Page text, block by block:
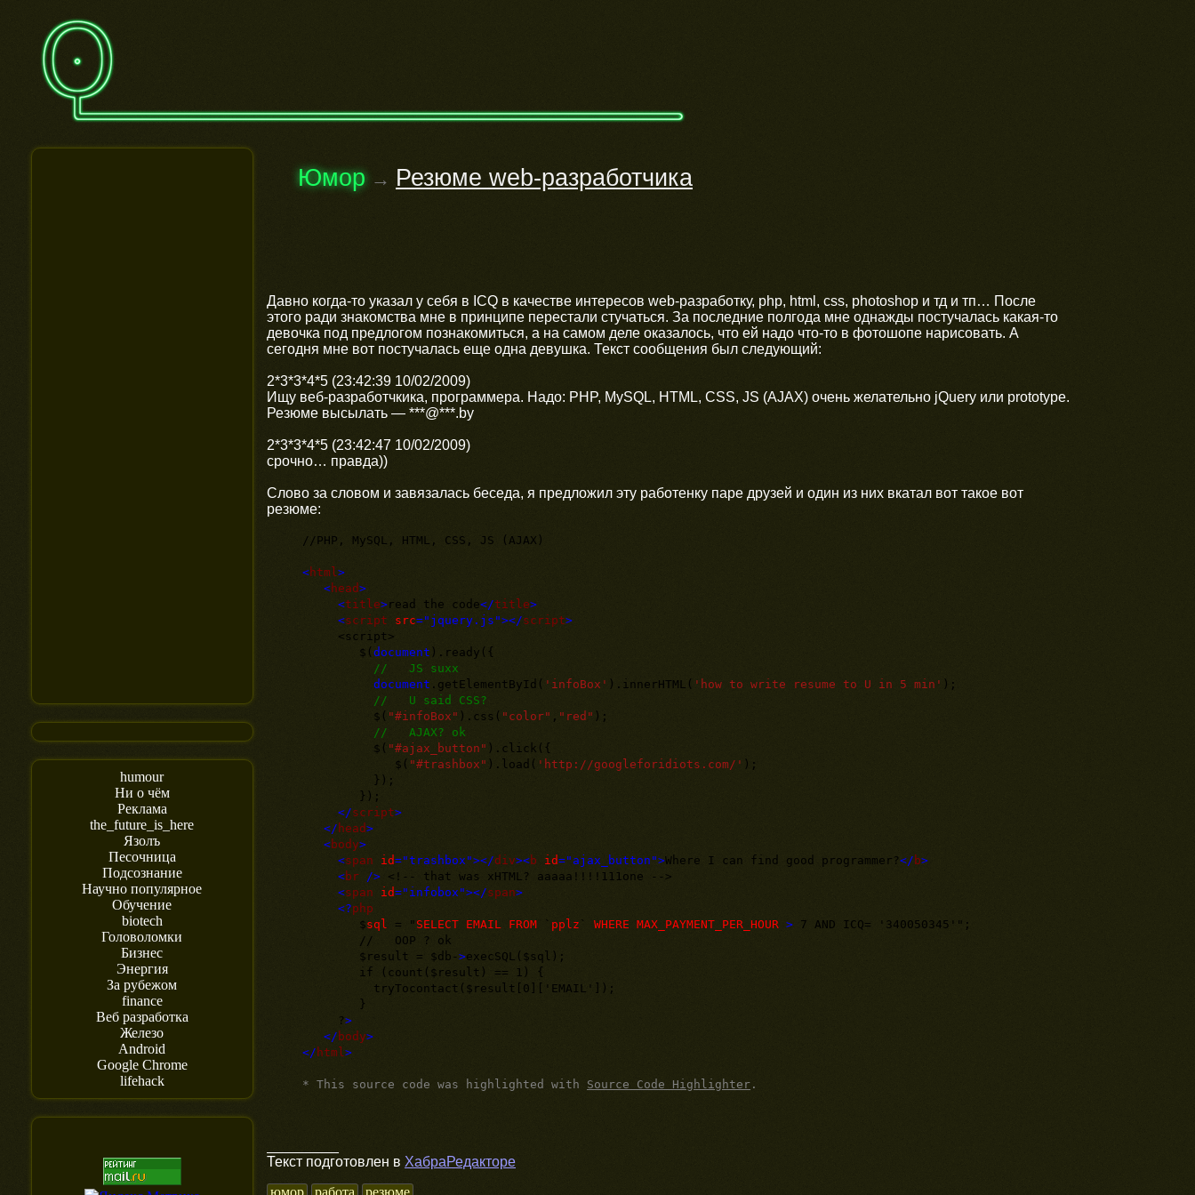
humour
Ни о чём
Реклама
the_future_is_here
Язолъ
Песочница
Подсознание
Научно популярное
Обучение
biotech
Головоломки
Бизнес
Энергия
За рубежом
finance
Веб разработка
Железо
Android
Google Chrome
lifehack
Юмор → Резюме web-разработчика
Давно когда-то указал у себя в ICQ в качестве интересов web-разработку, php, html, css, photoshop и тд и тп… После
этого ради знакомства мне в принципе перестали стучаться. За последние полгода мне однажды постучалась какая-то
девочка под предлогом познакомиться, а на самом деле оказалось, что ей надо что-то в фотошопе нарисовать. А
сегодня мне вот постучалась еще одна девушка. Текст сообщения был следующий:
2*3*3*4*5 (23:42:39 10/02/2009)
Ищу веб-разработчкика, программера. Надо: PHP, MySQL, HTML, CSS, JS (AJAX) очень желательно jQuery или prototype.
Резюме высылать — ***@***.by
2*3*3*4*5 (23:42:47 10/02/2009)
срочно… правда))
Слово за словом и завязалась беседа, я предложил эту работенку паре друзей и один из них вкатал вот такое вот
резюме:
//PHP, MySQL, HTML, CSS, JS (AJAX)
<html >
<head>
<title>read the code</title>
<script src="jquery.js"></script>
<script>
$( document ).ready({
// JS suxx
document .getElementById( 'infoBox' ).innerHTML( 'how to write resume to U in 5 min' );
// U said CSS?
$( "#infoBox" ).css( "color" , "red" );
// AJAX? ok
$( "#ajax_button" ).click({
$( "#trashbox" ).load( 'http://googleforidiots.com/' );
});
});
</script>
</ head>
<body>
<span id="trashbox"></div><b id="ajax_button">Where I can find good programmer?</ b>
<br /> <!-- that was xHTML? aaaaa!!!!111one -->
<span id="infobox"></span>
<?php
$sql = " SELECT EMAIL FROM pplz ` WHERE MAX_PAYMENT_PER_HOUR > 7 AND ICQ= '340050345'";
// OOP ? ok
$result = $db- >execSQL($sql);
if (count($result) == 1) {
tryTocontact($result[0]['EMAIL']);
}
?>
</ body>
</ html >
* This source code was highlighted with Source Code Highlighter .
Текст подготовлен в ХабраРедакторе
юмор
работа резюме